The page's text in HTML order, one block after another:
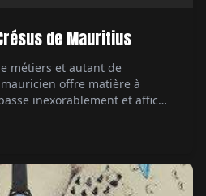
de Mauritius
métiers et autant de
offre matière à
inexorablement et affiche